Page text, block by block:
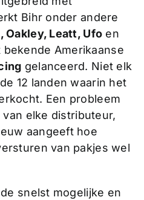
Bihr onder andere
Oakley, Leatt, Ufo en
Amerikaanse
gelanceerd. Niet elk
12 landen waarin het
Een probleem
elke distributeur,
aangeeft hoe
van pakjes wel
snelst mogelijke en